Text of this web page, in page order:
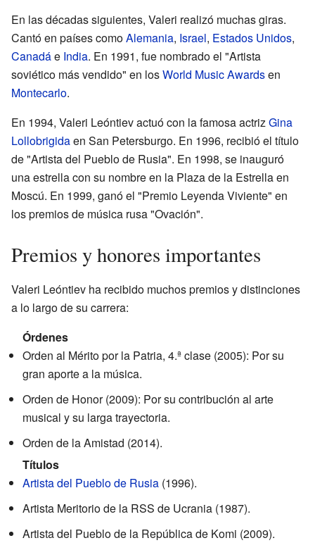
En las décadas siguientes, Valeri realizó muchas giras.
Cantó en países comoAlemania, Israel, Estados Unidos,
Canadáe India. En 1991, fue nombrado el "Artista
soviético más vendido" en losWorld Music Awardsen
Montecarlo.
En 1994, Valeri Leóntiev actuó con la famosa actrizGina
Lollobrigidaen San Petersburgo. En 1996, recibió el título
de "Artista del Pueblo de Rusia". En 1998, se inauguró
una estrella con su nombre en la Plaza de la Estrella en
Moscú. En 1999, ganó el "Premio Leyenda Viviente" en
los premios de música rusa "Ovación".
Premios y honores importantes
Valeri Leóntiev ha recibido muchos premios y distinciones
a lo largo de su carrera:
Órdenes
Orden al Mérito por la Patria, 4.ª clase (2005): Por su
gran aporte a la música.
Orden de Honor (2009): Por su contribución al arte
musical y su larga trayectoria.
Orden de la Amistad (2014).
Títulos
Artista del Pueblo de Rusia (1996).
Artista Meritorio de la RSS de Ucrania (1987).
Artista del Pueblo de la República de Komi (2009).